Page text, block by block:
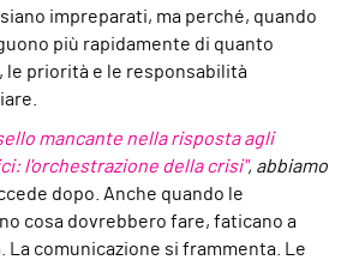
impreparati, ma perché, quando
più rapidamente di quanto
le priorità e le responsabilità
mancante nella risposta agli
l'orchestrazione della crisi", abbiamo
dopo. Anche quando le
cosa dovrebbero fare, faticano a
La comunicazione si frammenta. Le